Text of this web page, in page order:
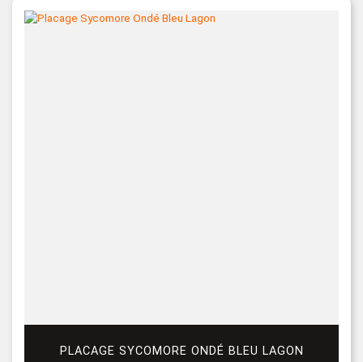
PLACAGE SYCOMORE ONDÉ BLEU LAGON